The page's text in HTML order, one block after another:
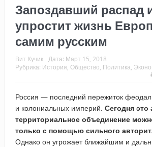
Запоздавший распад
упростит жизнь
самим русским
Вит Кучик Дата: Март 15, 2018
Рубрика: История Общество Политика
Россия — последний пережиток
и колониальных империй. Сегодня это
территориальное объединение
только с помощью сильного
Однако он угрожает ближайшим и